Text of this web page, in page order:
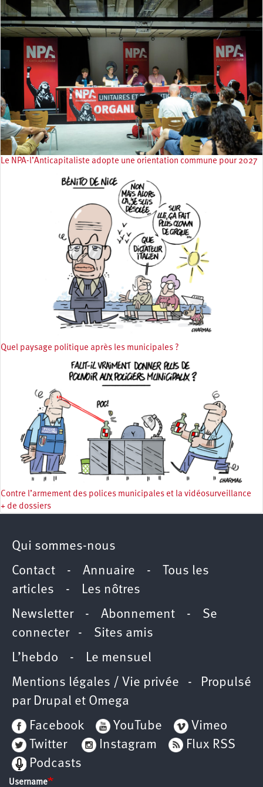
Le NPA-l’Anticapitaliste adopte une orientation commune pour 2027
Quel paysage politique après les municipales ?
Contre l’armement des polices municipales et la vidéosurveillance
+ de dossiers
Qui sommes-nous
Contact - Annuaire -
Tous les
articles - Les nôtres
Newsletter- Abonnement - Se
connecter- Sites amis
L’hebdo - Le mensuel
Mentions légales / Vie privée - Propulsé
par Drupal et Omega
Facebook
YouTube
Vimeo
Twitter
Instagram
Flux RSS
Podcasts
Username